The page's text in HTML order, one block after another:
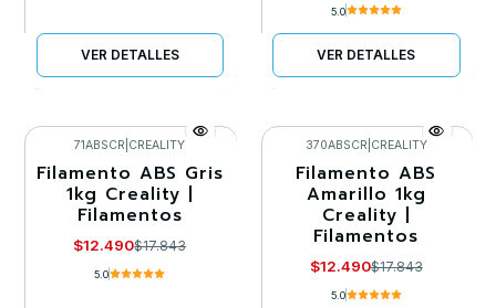
VER DETALLES
5.0
VER DETALLES
-30%
Agotado
71ABSCR CREALITY
Filamento ABS Gris
1kg Creality |
Filamentos
$12.490$17.843
5.0
-30%
370ABSCR CREALITY
Filamento ABS
Amarillo 1kg
Creality |
Filamentos
$12.490$17.843
5.0